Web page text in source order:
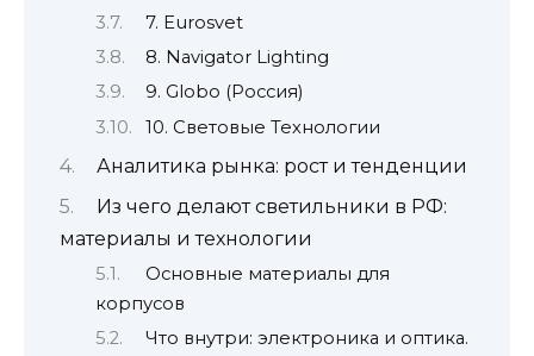
7. Eurosvet
8. Navigator Lighting
9. Globo (Россия)
10. Световые Технологии
Аналитика рынка: рост и тенденции
Из чего делают светильники в РФ:
материалы и технологии
Основные материалы для
корпусов
Что внутри: электроника и оптика.